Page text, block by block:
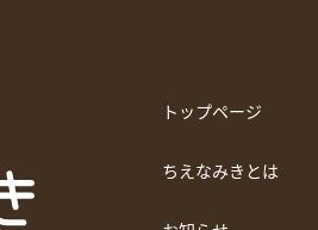
トップページ
ちえなみきとは